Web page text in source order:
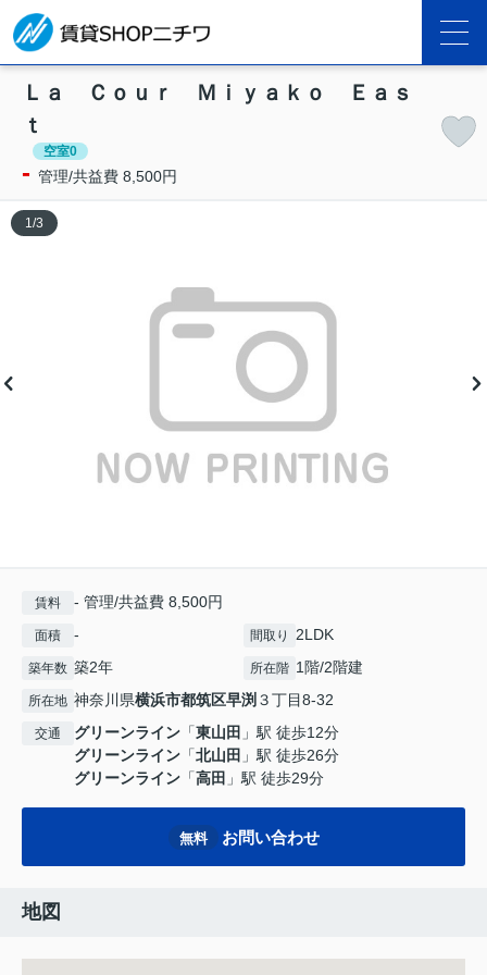
Ｌａ Ｃｏｕｒ Ｍｉｙａｋｏ Ｅａｓ
ｔ
空室0
- 管理/共益費 8,500円
1 /3
賃料 - 管理/共益費 8,500円
面積 - 間取り 2LDK
築年数 築2年 所在階 1階/2階建
所在地 神奈川県横浜市都筑区早渕 ３丁目8-32
交通 グリーンライン 「東山田 」駅 徒歩12分
グリーンライン 「北山田 」駅 徒歩26分
グリーンライン 「高田 」駅 徒歩29分
無料 お問い合わせ
地図